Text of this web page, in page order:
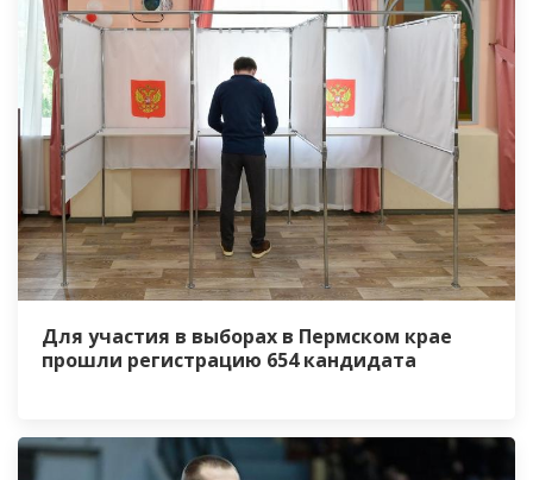
Для участия в выборах в Пермском крае
прошли регистрацию 654 кандидата